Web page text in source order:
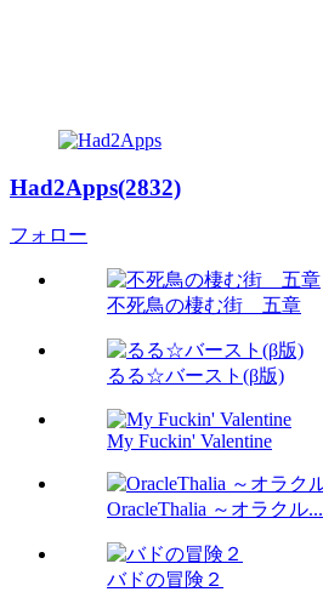
Had2Apps(2832)
フォロー
不死鳥の棲む街 五章
るる☆バースト(β版)
My Fuckin' Valentine
OracleThalia ～オラクル...
バドの冒険２